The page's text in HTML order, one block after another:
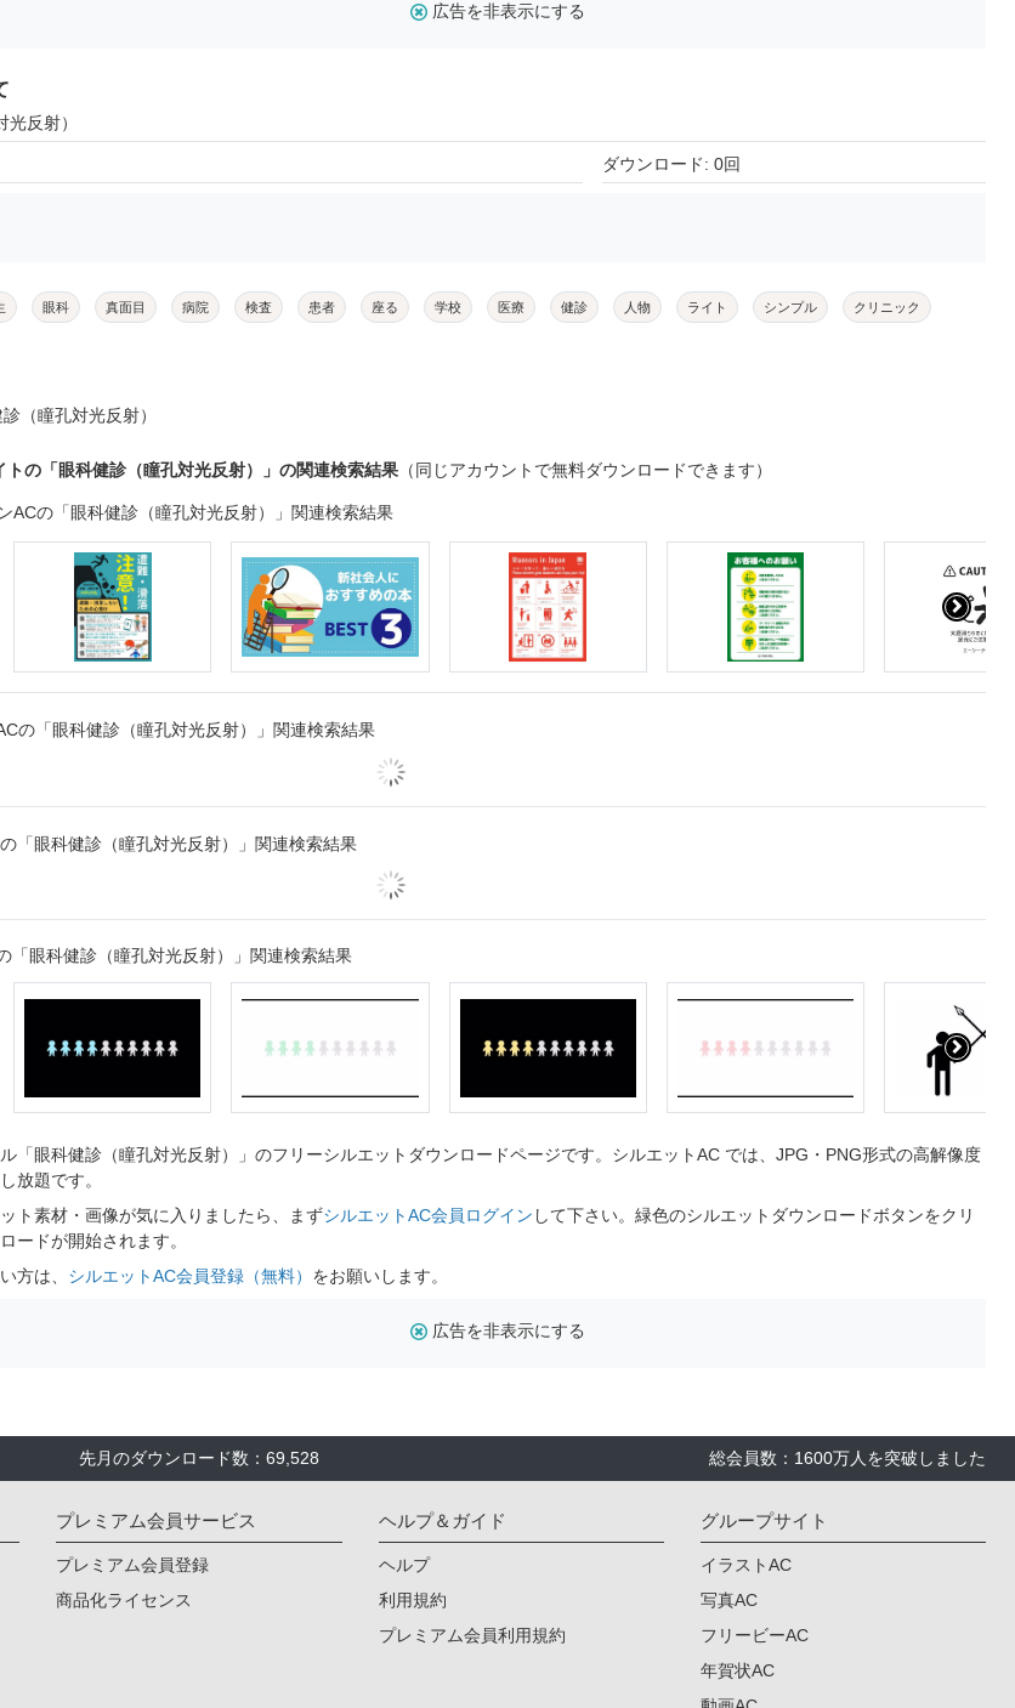
広告を非表示にする
反射）
ダウンロード: 0回
眼科 真面目 病院 検査 患者 座る 学校 医療 健診 人物 ライト シンプル クリニック
（瞳孔対光反射）
の「眼科健診（瞳孔対光反射）」の関連検索結果 （同じアカウントで無料ダウンロードできます）
ACの「眼科健診（瞳孔対光反射）」関連検索結果
の「眼科健診（瞳孔対光反射）」関連検索結果
「眼科健診（瞳孔対光反射）」関連検索結果
「眼科健診（瞳孔対光反射）」関連検索結果
「眼科健診（瞳孔対光反射）」のフリーシルエットダウンロードページです。シルエットAC では、JPG・PNG形式の高解像度
放題です。
ト素材・画像が気に入りましたら、まずシルエットAC会員ログイン して下さい。緑色のシルエットダウンロードボタンをクリ
ードが開始されます。
方は、 シルエットAC会員登録（無料） をお願いします。
広告を非表示にする
先月のダウンロード数：69,528 総会員数：1600万人を突破しました
プレミアム会員サービス
プレミアム会員登録
商品化ライセンス
ヘルプ＆ガイド
ヘルプ
利用規約
プレミアム会員利用規約
グループサイト
イラストAC
写真AC
フリービーAC
年賀状AC